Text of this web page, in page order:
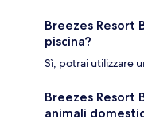
Breezes Resort
piscina?
Sì, potrai utilizzare
Breezes Resort
animali